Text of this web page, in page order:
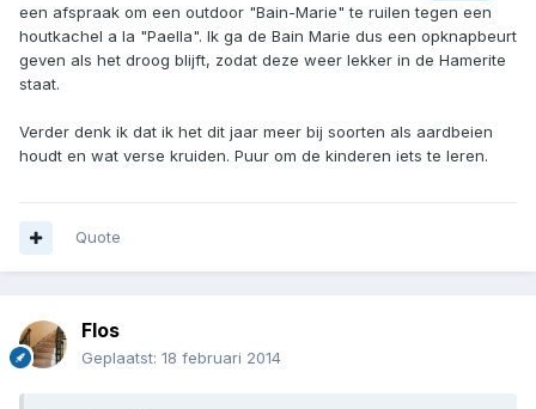
een afspraak om een outdoor "Bain-Marie" te ruilen tegen een
houtkachel a la "Paella". Ik ga de Bain Marie dus een opknapbeurt
geven als het droog blijft, zodat deze weer lekker in de Hamerite
staat.
Verder denk ik dat ik het dit jaar meer bij soorten als aardbeien
houdt en wat verse kruiden. Puur om de kinderen iets te leren.
Quote
Flos
Geplaatst: 18 februari 2014